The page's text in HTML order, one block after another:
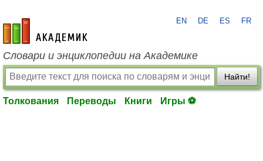
academic.ru
EN DE ES FR
Словари и энциклопедии на Академике
Найти!
Толкования Переводы Книги Игры ⚽